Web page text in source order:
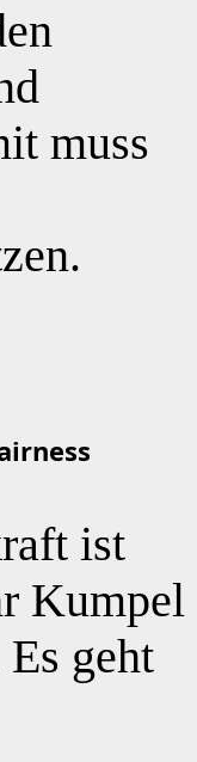
muss
ist
Kumpel
geht